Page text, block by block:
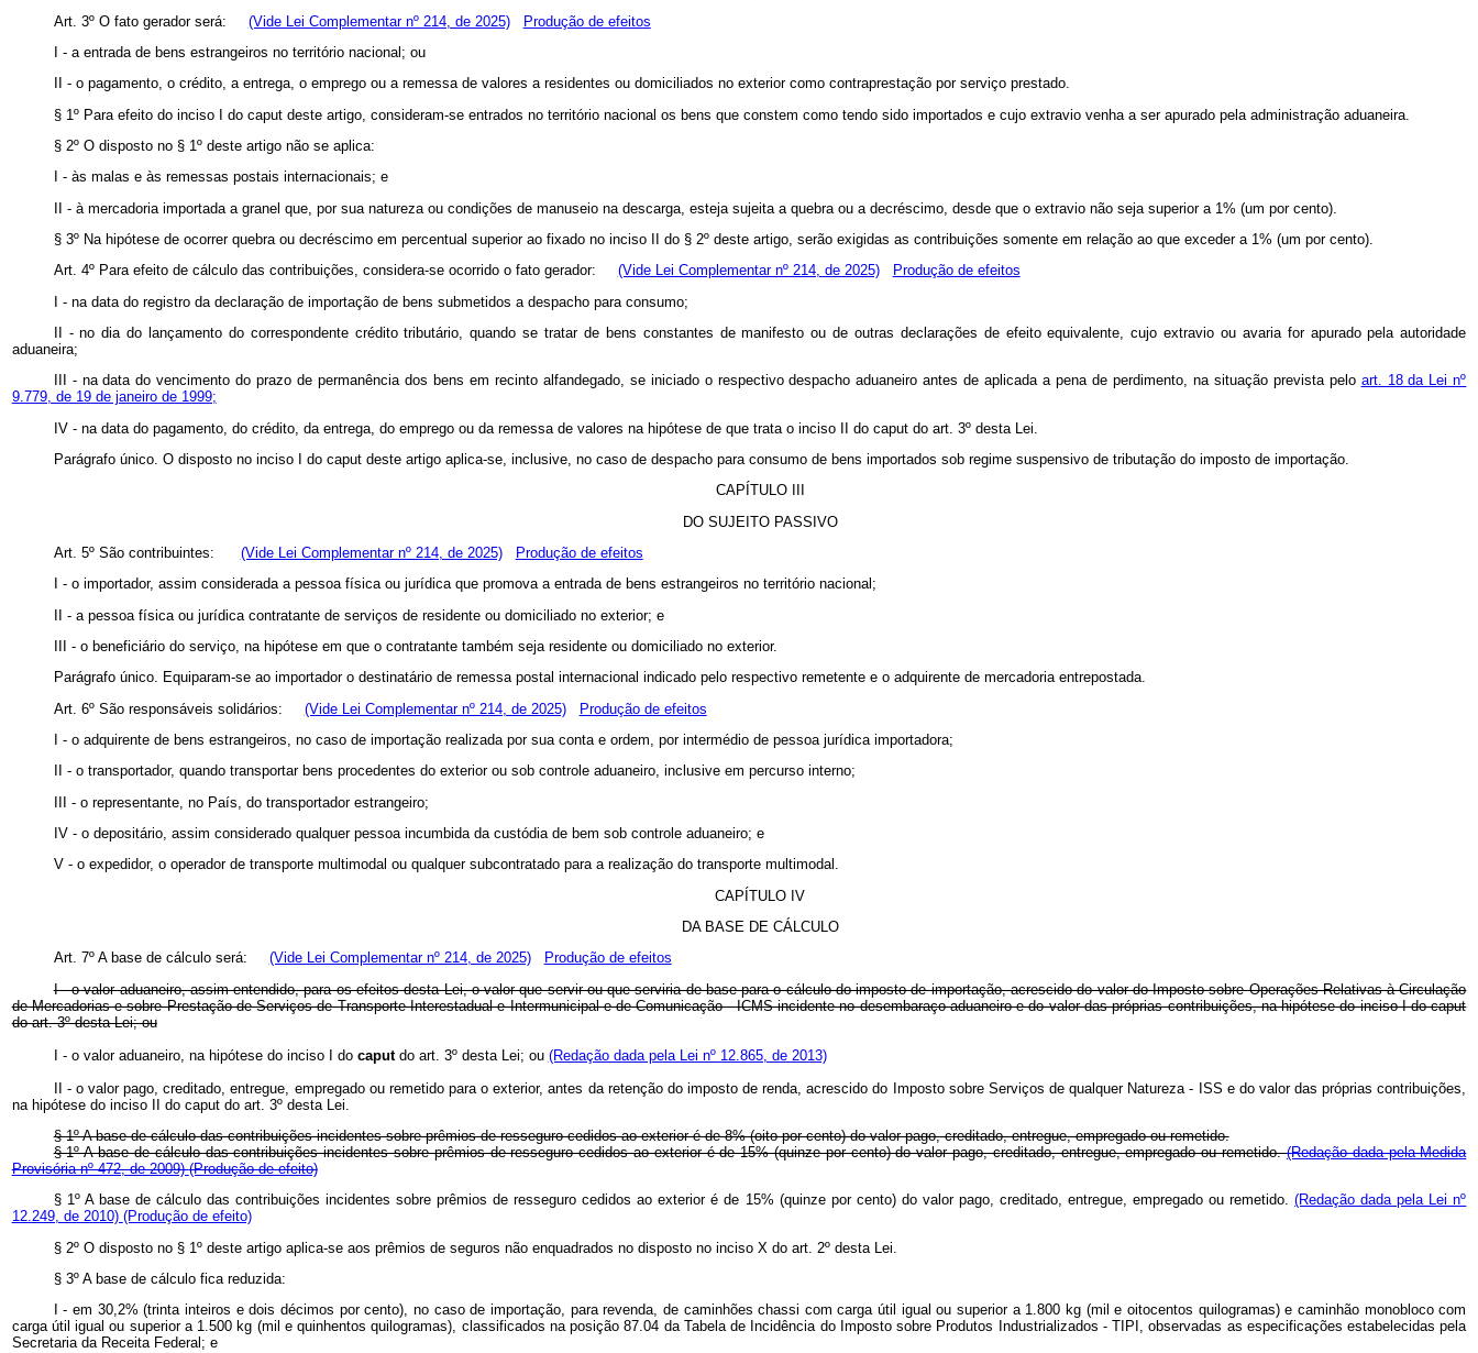
Art. 3º O fato gerador será: (Vide Lei Complementar nº 214, de 2025)
Produção de efeitos
I - a entrada de bens estrangeiros no território nacional; ou
II - o pagamento, o crédito, a entrega, o emprego ou a remessa de valores a residentes ou domiciliados no exterior como contraprestação por serviço prestado.
§ 1º Para efeito do inciso I do caput deste artigo, consideram-se entrados no território nacional os bens que constem como tendo sido importados e cujo extravio venha a ser apurado pela administração aduaneira.
§ 2º O disposto no § 1º deste artigo não se aplica:
I - às malas e às remessas postais internacionais; e
II - à mercadoria importada a granel que, por sua natureza ou condições de manuseio na descarga, esteja sujeita a quebra ou a decréscimo, desde que o extravio não seja superior a 1% (um por cento).
§ 3º Na hipótese de ocorrer quebra ou decréscimo em percentual superior ao fixado no inciso II do § 2º deste artigo, serão exigidas as contribuições somente em relação ao que exceder a 1% (um por cento).
Art. 4º Para efeito de cálculo das contribuições, considera-se ocorrido o fato gerador: (Vide Lei Complementar nº 214, de 2025)
Produção de efeitos
I - na data do registro da declaração de importação de bens submetidos a despacho para consumo;
II - no dia do lançamento do correspondente crédito tributário, quando se tratar de bens constantes de manifesto ou de outras declarações de efeito equivalente, cujo extravio ou avaria for apurado pela autoridade
aduaneira;
III - na data do vencimento do prazo de permanência dos bens em recinto alfandegado, se iniciado o respectivo despacho aduaneiro antes de aplicada a pena de perdimento, na situação prevista pelo art. 18 da Lei nº
9.779, de 19 de janeiro de 1999;
IV - na data do pagamento, do crédito, da entrega, do emprego ou da remessa de valores na hipótese de que trata o inciso II do caput do art. 3º desta Lei.
Parágrafo único. O disposto no inciso I do caput deste artigo aplica-se, inclusive, no caso de despacho para consumo de bens importados sob regime suspensivo de tributação do imposto de importação.
CAPÍTULO III
DO SUJEITO PASSIVO
Art. 5º São contribuintes: (Vide Lei Complementar nº 214, de 2025)
Produção de efeitos
I - o importador, assim considerada a pessoa física ou jurídica que promova a entrada de bens estrangeiros no território nacional;
II - a pessoa física ou jurídica contratante de serviços de residente ou domiciliado no exterior; e
III - o beneficiário do serviço, na hipótese em que o contratante também seja residente ou domiciliado no exterior.
Parágrafo único. Equiparam-se ao importador o destinatário de remessa postal internacional indicado pelo respectivo remetente e o adquirente de mercadoria entrepostada.
Art. 6º São responsáveis solidários: (Vide Lei Complementar nº 214, de 2025)
Produção de efeitos
I - o adquirente de bens estrangeiros, no caso de importação realizada por sua conta e ordem, por intermédio de pessoa jurídica importadora;
II - o transportador, quando transportar bens procedentes do exterior ou sob controle aduaneiro, inclusive em percurso interno;
III - o representante, no País, do transportador estrangeiro;
IV - o depositário, assim considerado qualquer pessoa incumbida da custódia de bem sob controle aduaneiro; e
V - o expedidor, o operador de transporte multimodal ou qualquer subcontratado para a realização do transporte multimodal.
CAPÍTULO IV
DA BASE DE CÁLCULO
Art. 7º A base de cálculo será: (Vide Lei Complementar nº 214, de 2025)
Produção de efeitos
I - o valor aduaneiro, assim entendido, para os efeitos desta Lei, o valor que servir ou que serviria de base para o cálculo do imposto de importação, acrescido do valor do Imposto sobre Operações Relativas à Circulação
de Mercadorias e sobre Prestação de Serviços de Transporte Interestadual e Intermunicipal e de Comunicação - ICMS incidente no desembaraço aduaneiro e do valor das próprias contribuições, na hipótese do inciso I do caput
do art. 3º desta Lei; ou
I - o valor aduaneiro, na hipótese do inciso I do caput do art. 3º desta Lei; ou (Redação dada pela Lei nº 12.865, de 2013)
II - o valor pago, creditado, entregue, empregado ou remetido para o exterior, antes da retenção do imposto de renda, acrescido do Imposto sobre Serviços de qualquer Natureza - ISS e do valor das próprias contribuições,
na hipótese do inciso II do caput do art. 3º desta Lei.
§ 1º A base de cálculo das contribuições incidentes sobre prêmios de resseguro cedidos ao exterior é de 8% (oito por cento) do valor pago, creditado, entregue, empregado ou remetido.
§ 1º A base de cálculo das contribuições incidentes sobre prêmios de resseguro cedidos ao exterior é de 15% (quinze por cento) do valor pago, creditado, entregue, empregado ou remetido.(Redação dada pela Medida
Provisória nº 472, de 2009)(Produção de efeito)
§ 1º A base de cálculo das contribuições incidentes sobre prêmios de resseguro cedidos ao exterior é de 15% (quinze por cento) do valor pago, creditado, entregue, empregado ou remetido.(Redação dada pela Lei nº
12.249, de 2010) (Produção de efeito)
§ 2º O disposto no § 1º deste artigo aplica-se aos prêmios de seguros não enquadrados no disposto no inciso X do art. 2º desta Lei.
§ 3º A base de cálculo fica reduzida:
I - em 30,2% (trinta inteiros e dois décimos por cento), no caso de importação, para revenda, de caminhões chassi com carga útil igual ou superior a 1.800 kg (mil e oitocentos quilogramas) e caminhão monobloco com
carga útil igual ou superior a 1.500 kg (mil e quinhentos quilogramas), classificados na posição 87.04 da Tabela de Incidência do Imposto sobre Produtos Industrializados - TIPI, observadas as especificações estabelecidas pela
Secretaria da Receita Federal; e